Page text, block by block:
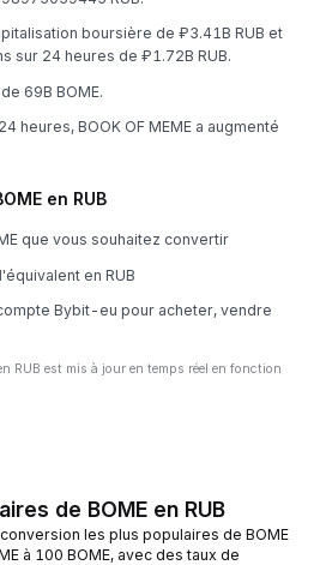
boursière de ₽3.41B RUB et
sur 24 heures de ₽1.72B RUB.
69B BOME.
heures, BOOK OF MEME a augmenté
en RUB
que vous souhaitez convertir
en RUB
Bybit-eu pour acheter, vendre
RUB est mis à jour en temps réel en fonction
de BOME en RUB
les plus populaires de BOME
à 100 BOME, avec des taux de